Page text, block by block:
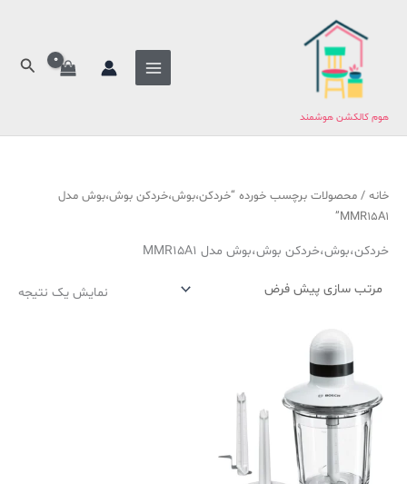
هوم کالکشن هوشمند
ب
ی
خانه / محصولات برچسب خورده “خردکن،بوش،خردکن بوش،بوش مدل
MMR15A1”
خردکن،بوش،خردکن بوش،بوش مدل MMR15A1
نمایش یک نتیجه